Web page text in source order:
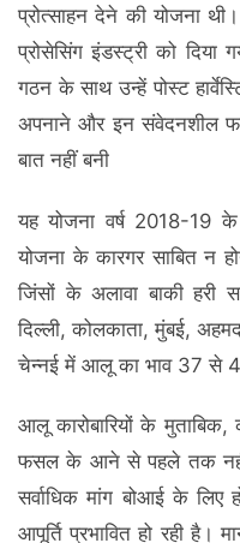
प्रोत्साहन देने की योजना
प्रोसेसिंग इंडस्ट्री को
गठन के साथ उन्हें पोस्ट
अपनाने और इन संवेदनशील
बात नहीं बनी
यह योजना वर्ष 2018-
योजना के कारगर साबित न
जिंसों के अलावा बाकी हरी
दिल्ली, कोलकाता, मुंबई,
चेन्नई में आलू का भाव 37 से
आलू कारोबारियों के
फसल के आने से पहले तक
सर्वाधिक मांग बोआई के
आपूर्ति प्रभावित हो रही